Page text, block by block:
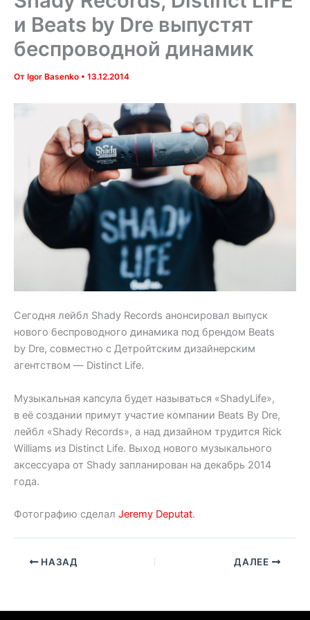
и Beats by Dre выпустят
беспроводной динамик
От Igor Basenko • 13.12.2014
Сегодня лейбл Shady Records анонсировал выпуск
нового беспроводного динамика под брендом Beats
by Dre, совместно с Детройтским дизайнерским
агентством — Distinct Life.
Музыкальная капсула будет называться «ShadyLife»,
в её создании примут участие компании Beats By Dre,
лейбл «Shady Records», а над дизайном трудится Rick
Williams из Distinct Life. Выход нового музыкального
аксессуара от Shady запланирован на декабрь 2014
года.
Фотографию сделал Jeremy Deputat.
НАЗАД ДАЛЕЕ